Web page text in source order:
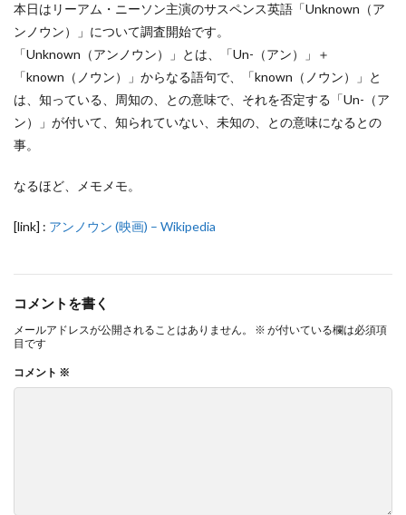
本日はリーアム・ニーソン主演のサスペンス英語「Unknown（ア
ンノウン）」について調査開始です。
「Unknown（アンノウン）」とは、「Un-（アン）」＋
「known（ノウン）」からなる語句で、「known（ノウン）」と
は、知っている、周知の、との意味で、それを否定する「Un-（ア
ン）」が付いて、知られていない、未知の、との意味になるとの
事。
なるほど、メモメモ。
[link] : アンノウン (映画) – Wikipedia
コメントを書く
メールアドレスが公開されることはありません。 ※ が付いている欄は必須項
目です
コメント ※